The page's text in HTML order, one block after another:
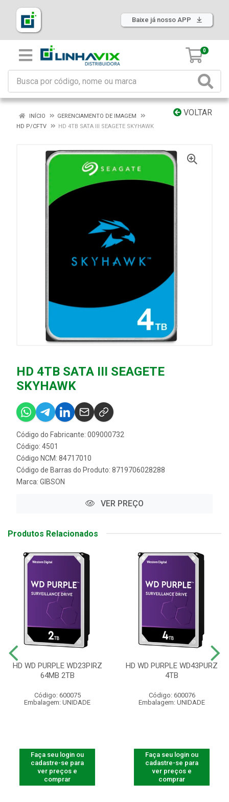
Baixe já nosso APP
0
VOLTAR
INÍCIO
GERENCIAMENTO DE IMAGEM
HD P/CFTV
HD 4TB SATA III SEAGETE SKYHAWK
HD 4TB SATA III SEAGETE
SKYHAWK
Código do Fabricante: 009000732
Código: 4501
Código NCM: 84717010
Código de Barras do Produto: 8719706028288
Marca: GIBSON
VER PREÇO
Produtos Relacionados
HD WD PURPLE WD23PIRZ
64MB 2TB
Código: 600075
Embalagem: UNIDADE
Faça seu login ou
cadastre-se para
ver preços e
comprar
HD WD PURPLE WD43PURZ
4TB
Código: 600076
Embalagem: UNIDADE
Faça seu login ou
cadastre-se para
ver preços e
comprar